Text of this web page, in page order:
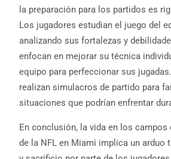
la preparación para los partidos es
Los jugadores estudian el juego del
analizando sus fortalezas y
enfocan en mejorar su técnica
equipo para perfeccionar sus
realizan simulacros de partido para
situaciones que podrían enfrentar
En conclusión, la vida en los campos
de la NFL en Miami implica un arduo